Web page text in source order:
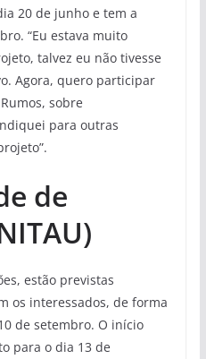
20 de junho e tem a
“Eu estava muito
talvez eu não tivesse
Agora, quero participar
sobre
para outras
de
estão previstas
os interessados, de forma
de setembro. O início
para o dia 13 de